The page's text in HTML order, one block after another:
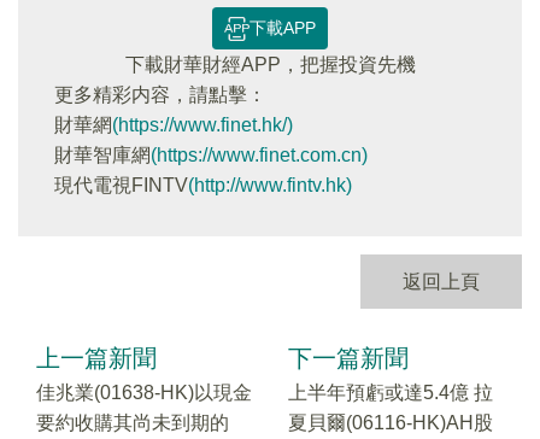
下載APP
下載財華財經APP，把握投資先機
更多精彩内容，請點擊：
財華網(https://www.finet.hk/)
財華智庫網(https://www.finet.com.cn)
現代電視FINTV(http://www.fintv.hk)
返回上頁
上一篇新聞
佳兆業(01638-HK)以現金
要約收購其尚未到期的
下一篇新聞
上半年預虧或達5.4億 拉
夏貝爾(06116-HK)AH股